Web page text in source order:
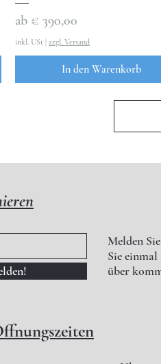
ab € 390,00
Sale-Preis
inkl. USt | zzgl. Versand
In den Warenkorb
Melden
Sie
über